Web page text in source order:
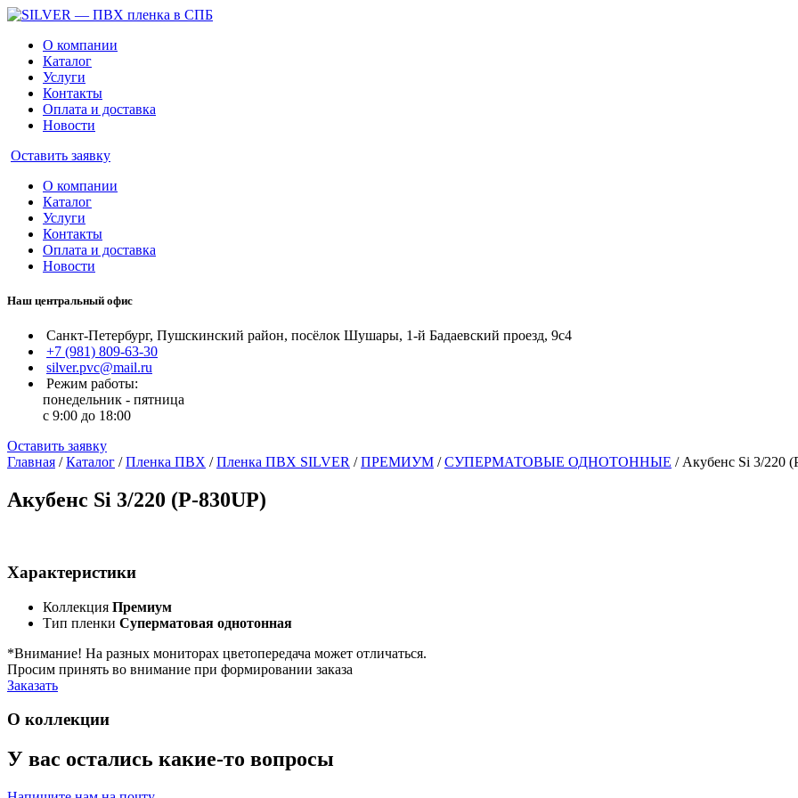
О компании
Каталог
Услуги
Контакты
Оплата и доставка
Новости
Оставить заявку
О компании
Каталог
Услуги
Контакты
Оплата и доставка
Новости
Наш центральный офис
Санкт-Петербург, Пушскинский район, посёлок Шушары, 1-й Бадаевский проезд, 9с4
+7 (981) 809-63-30
silver.pvc@mail.ru
Режим работы:
понедельник - пятница
с 9:00 до 18:00
Оставить заявку
Главная /Каталог /Пленка ПВХ /Пленка ПВХ SILVER /ПРЕМИУМ /СУПЕРМАТОВЫЕ ОДНОТОННЫЕ / Акубенс Si 3/220
Акубенс Si 3/220 (P-830UP)
Характеристики
Коллекция Премиум
Тип пленки Суперматовая однотонная
*Внимание! На разных мониторах цветопередача может отличаться.
Просим принять во внимание при формировании заказа
Заказать
О коллекции
У вас остались какие-то вопросы